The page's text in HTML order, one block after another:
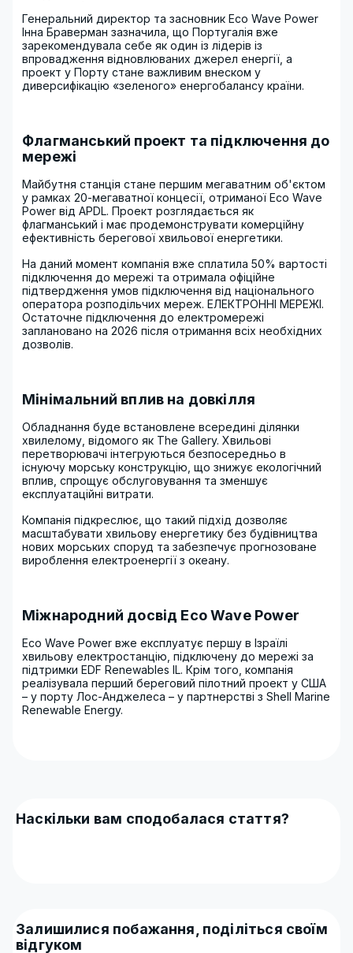
Генеральний директор та засновник Eco Wave Power
Інна Браверман зазначила, що Португалія вже
зарекомендувала себе як один із лідерів із
впровадження відновлюваних джерел енергії, а
проект у Порту стане важливим внеском у
диверсифікацію «зеленого» енергобалансу країни.
Флагманський проект та підключення до
мережі
Майбутня станція стане першим мегаватним об'єктом
у рамках 20-мегаватної концесії, отриманої Eco Wave
Power від APDL. Проект розглядається як
флагманський і має продемонструвати комерційну
ефективність берегової хвильової енергетики.
На даний момент компанія вже сплатила 50% вартості
підключення до мережі та отримала офіційне
підтвердження умов підключення від національного
оператора розподільчих мереж. ЕЛЕКТРОННІ МЕРЕЖІ.
Остаточне підключення до електромережі
заплановано на 2026 після отримання всіх необхідних
дозволів.
Мінімальний вплив на довкілля
Обладнання буде встановлене всередині ділянки
хвилелому, відомого як The Gallery. Хвильові
перетворювачі інтегруються безпосередньо в
існуючу морську конструкцію, що знижує екологічний
вплив, спрощує обслуговування та зменшує
експлуатаційні витрати.
Компанія підкреслює, що такий підхід дозволяє
масштабувати хвильову енергетику без будівництва
нових морських споруд та забезпечує прогнозоване
вироблення електроенергії з океану.
Міжнародний досвід Eco Wave Power
Eco Wave Power вже експлуатує першу в Ізраїлі
хвильову електростанцію, підключену до мережі за
підтримки EDF Renewables IL. Крім того, компанія
реалізувала перший береговий пілотний проект у США
– у порту Лос-Анджелеса – у партнерстві з Shell Marine
Renewable Energy.
Наскільки вам сподобалася стаття?
Залишилися побажання, поділіться своїм
відгуком